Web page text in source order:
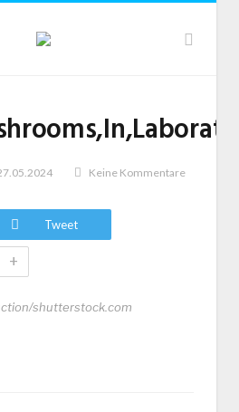
Keine Kommentare
Tweet
+
shutterstock.com